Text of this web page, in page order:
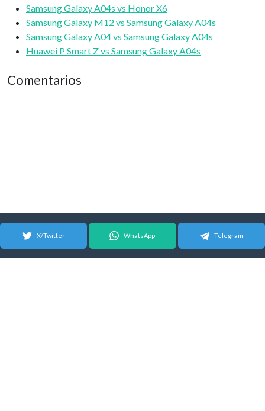
Samsung Galaxy A04s vs Honor X6
Samsung Galaxy M12 vs Samsung Galaxy A04s
Samsung Galaxy A04 vs Samsung Galaxy A04s
Huawei P Smart Z vs Samsung Galaxy A04s
Comentarios
X/Twitter WhatsApp Telegram